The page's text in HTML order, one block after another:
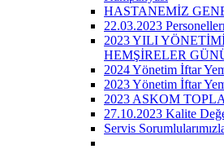
HASTANEMİZ
22.03.2023
2023 YILI
HEMŞİRELER
2024 Yönetim İftar
2023 Yönetim İftar
2023 ASKOM
27.10.2023 Kalite
Servis